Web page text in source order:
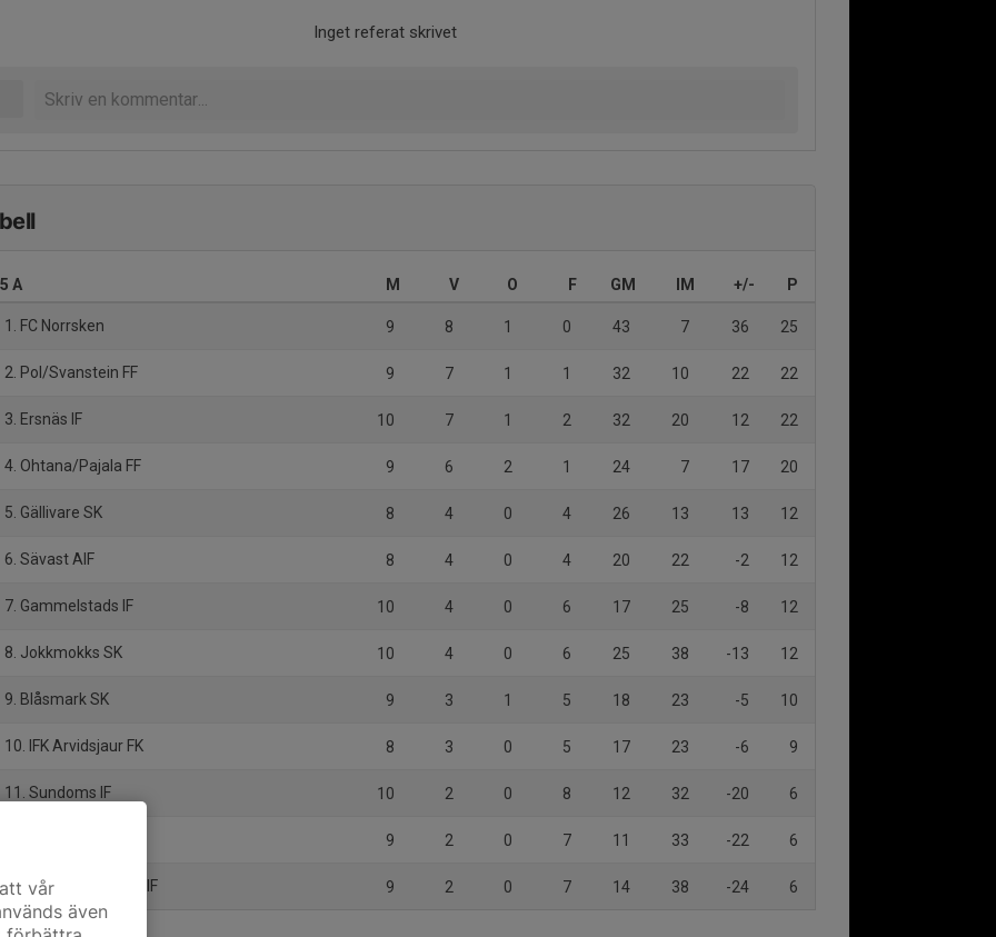
Inget referat skrivet
A M V O F GM IM +/- P
1. FC Norrsken 9 8 1 0 43 7 36 25
2. Pol/Svanstein FF 9 7 1 1 32 10 22 22
3. Ersnäs IF 10 7 1 2 32 20 12 22
4. Ohtana/Pajala FF 9 6 2 1 24 7 17 20
5. Gällivare SK 8 4 0 4 26 13 13 12
6. Sävast AIF 8 4 0 4 20 22 -2 12
7. Gammelstads IF 10 4 0 6 17 25 -8 12
8. Jokkmokks SK 10 4 0 6 25 38 -13 12
9. Blåsmark SK 9 3 1 5 18 23 -5 10
10. IFK Arvidsjaur FK 8 3 0 5 17 23 -6 9
11. Sundoms IF 10 2 0 8 12 32 -20 6
9 2 0 7 11 33 -22 6
13. Svartbjörnsbyns IF 9 2 0 7 14 38 -24 6
vår
även